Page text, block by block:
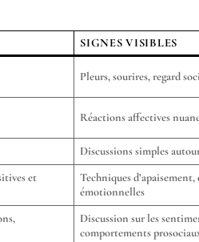
SIGNES VISIBLES
Pleurs, sourires, regard
Réactions affectives
Discussions simples
et
Techniques
émotionnelles
Discussion sur les
comportements